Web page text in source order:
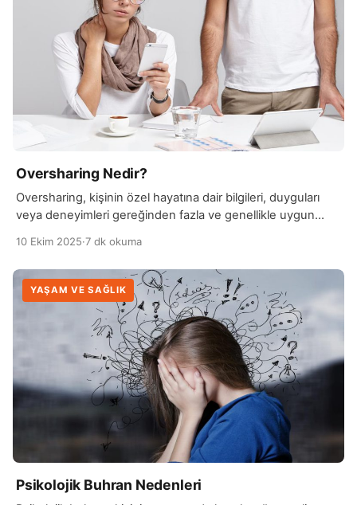
kabullenmek, bu yüklerin üstesinden gelmenin […]
Oversharing Nedir?
Oversharing, kişinin özel hayatına dair bilgileri, duyguları
veya deneyimleri gereğinden fazla ve genellikle uygun
platformlarında sıkça rastlanan bu davranış, kişinin sınırlarını
iyi belirleyememesiyle ortaya çıkar. Oversharing, kişinin
mahremiyetini zedeleyebilir ve hem sosyal ilişkilerde hem
de psikolojik açıdan olumsuz sonuçlara yol açabilir. Bu
davranışın […]
10 Ekim 2025·7 dk okuma
YAŞAM VE SAĞLIK
Psikolojik Buhran Nedenleri